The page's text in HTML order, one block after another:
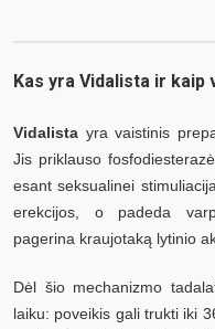
Kas yra Vidalista ir kaip
Vidalista yra vaistinis
Jis priklauso
esant seksualinei
erekcijos, o padeda
pagerina kraujotaką lytinio
Dėl šio mechanizmo
laiku: poveikis gali trukti iki